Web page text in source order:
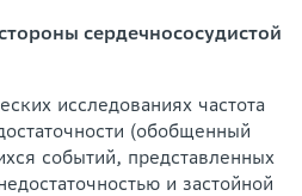
сердечнососудистой
исследованиях частота
(обобщенный
событий, представленных
и застойной